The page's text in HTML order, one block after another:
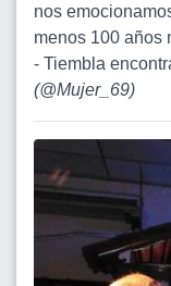
nos
menos 100 años
- Tiembla
(@Mujer_69)